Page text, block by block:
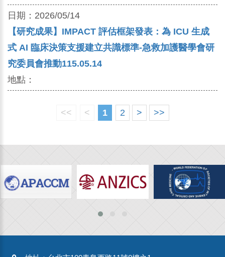
日期： 2026/05/14
【研究成果】IMPACT 評估框架發表：為 ICU 生成
式 AI 臨床決策支援建立共識標準-急救加護醫學會研
究委員會推動115.05.14
地點：
<< < 1 2 > >>